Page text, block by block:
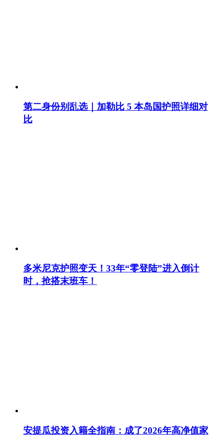
第二身份别乱选｜加勒比 5 本岛国护照详细对
比
多米尼克护照变天！33年“零登陆”进入倒计
时，抢搭末班车！
安提瓜投资入籍全指南：成了2026年高净值家